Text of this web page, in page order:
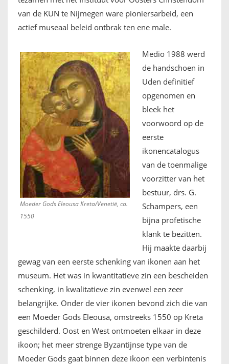
van de KUN te Nijmegen ware pioniersarbeid, een
actief museaal beleid ontbrak ten ene male.
Moeder Gods Eleousa Kreta/Venetië, ca.
1550
Medio 1988 werd
de handschoen in
Uden definitief
opgenomen en
bleek het
voorwoord op de
eerste
ikonencatalogus
van de toenmalige
voorzitter van het
bestuur, drs. G.
Schampers, een
bijna profetische
klank te bezitten.
Hij maakte daarbij
gewag van een eerste schenking van ikonen aan het
museum. Het was in kwantitatieve zin een bescheiden
schenking, in kwalitatieve zin evenwel een zeer
belangrijke. Onder de vier ikonen bevond zich die van
een Moeder Gods Eleousa, omstreeks 1550 op Kreta
geschilderd. Oost en West ontmoeten elkaar in deze
ikoon; het meer strenge Byzantijnse type van de
Moeder Gods gaat binnen deze ikoon een verbintenis